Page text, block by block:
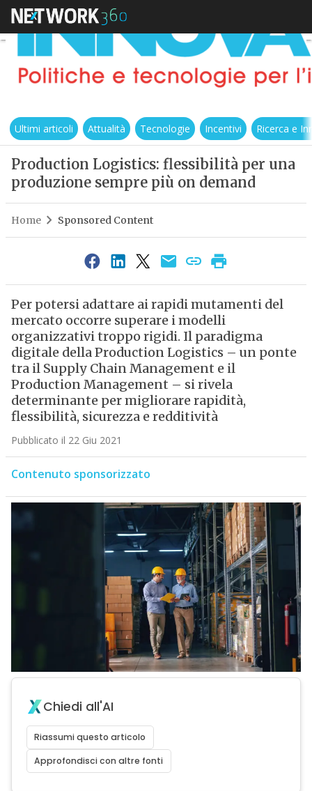
Ultimi articoli Attualità Tecnologie Incentivi Ricerca e
Production Logistics: flessibilità per una
produzione sempre più on demand
Home Sponsored Content
Per potersi adattare ai rapidi mutamenti del
mercato occorre superare i modelli
organizzativi troppo rigidi. Il paradigma
digitale della Production Logistics – un ponte
tra il Supply Chain Management e il
Production Management – si rivela
determinante per migliorare rapidità,
flessibilità, sicurezza e redditività
Pubblicato il 22 Giu 2021
Contenuto sponsorizzato
Chiedi all'AI
Riassumi questo articolo
Approfondisci con altre fonti